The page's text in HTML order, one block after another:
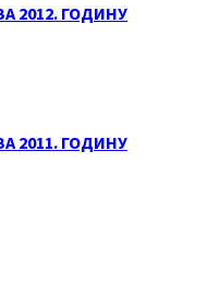
2012. ГОДИНУ
2011. ГОДИНУ